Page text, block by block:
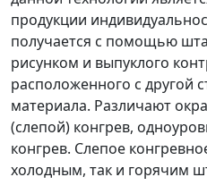
продукции
получается с помощью
рисунком и выпуклого
расположенного с другой
материала. Различают
(слепой) конгрев,
конгрев. Слепое
холодным, так и горячим